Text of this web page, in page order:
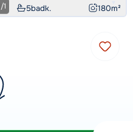
5badk. 180m²
/1